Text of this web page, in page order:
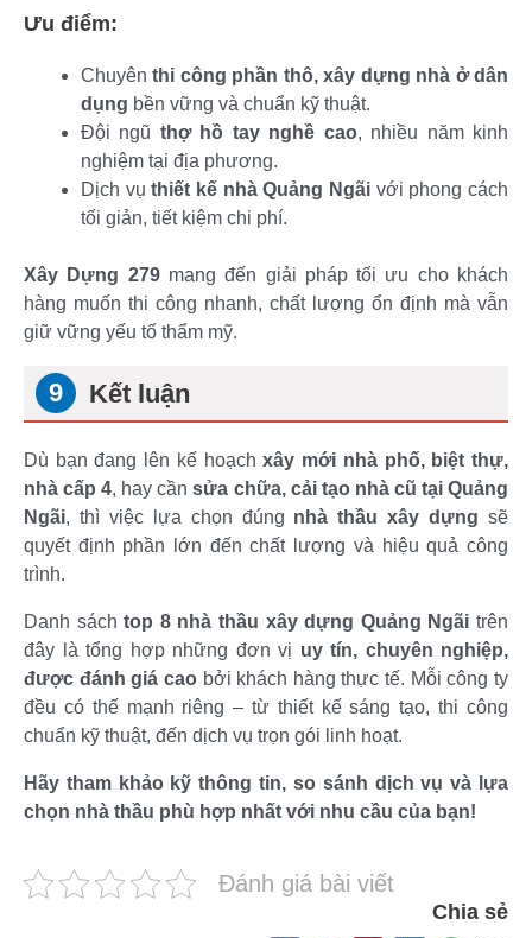
Ưu điểm:
Chuyênthi công phần thô, xây dựng nhà ở dân
dụng bền vững và chuẩn kỹ thuật.
Đội ngũ thợ hồ tay nghề cao, nhiều năm kinh
nghiệm tại địa phương.
Dịch vụthiết kế nhà Quảng Ngãi với phong cách
tối giản, tiết kiệm chi phí.
Xây Dựng 279mang đến giải pháp tối ưu cho khách
hàng muốn thi công nhanh, chất lượng ổn định mà vẫn
giữ vững yếu tố thẩm mỹ.
Kết luận
Dù bạn đang lên kế hoạchxây mới nhà phố, biệt thự,
nhà cấp 4, hay cầnsửa chữa, cải tạo nhà cũ tại Quảng
Ngãi, thì việc lựa chọn đúng nhà thầu xây dựng sẽ
quyết định phần lớn đến chất lượng và hiệu quả công
trình.
Danh sáchtop 8 nhà thầu xây dựng Quảng Ngãi trên
đây là tổng hợp những đơn vị uy tín, chuyên nghiệp,
được đánh giá caobởi khách hàng thực tế. Mỗi công ty
đều có thế mạnh riêng – từ thiết kế sáng tạo, thi công
chuẩn kỹ thuật, đến dịch vụ trọn gói linh hoạt.
Hãy tham khảo kỹ thông tin, so sánh dịch vụ và lựa
chọn nhà thầu phù hợp nhất với nhu cầu của bạn!
Đánh giá bài viết
Chia sẻ